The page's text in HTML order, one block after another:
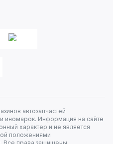
автозапчастей
иномарок. Информация на сайте
характер и не является
положениями